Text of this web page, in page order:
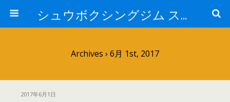
シュウボクシングジム スタッフブログ
Archives › 6月 1st, 2017
2017年6月1日